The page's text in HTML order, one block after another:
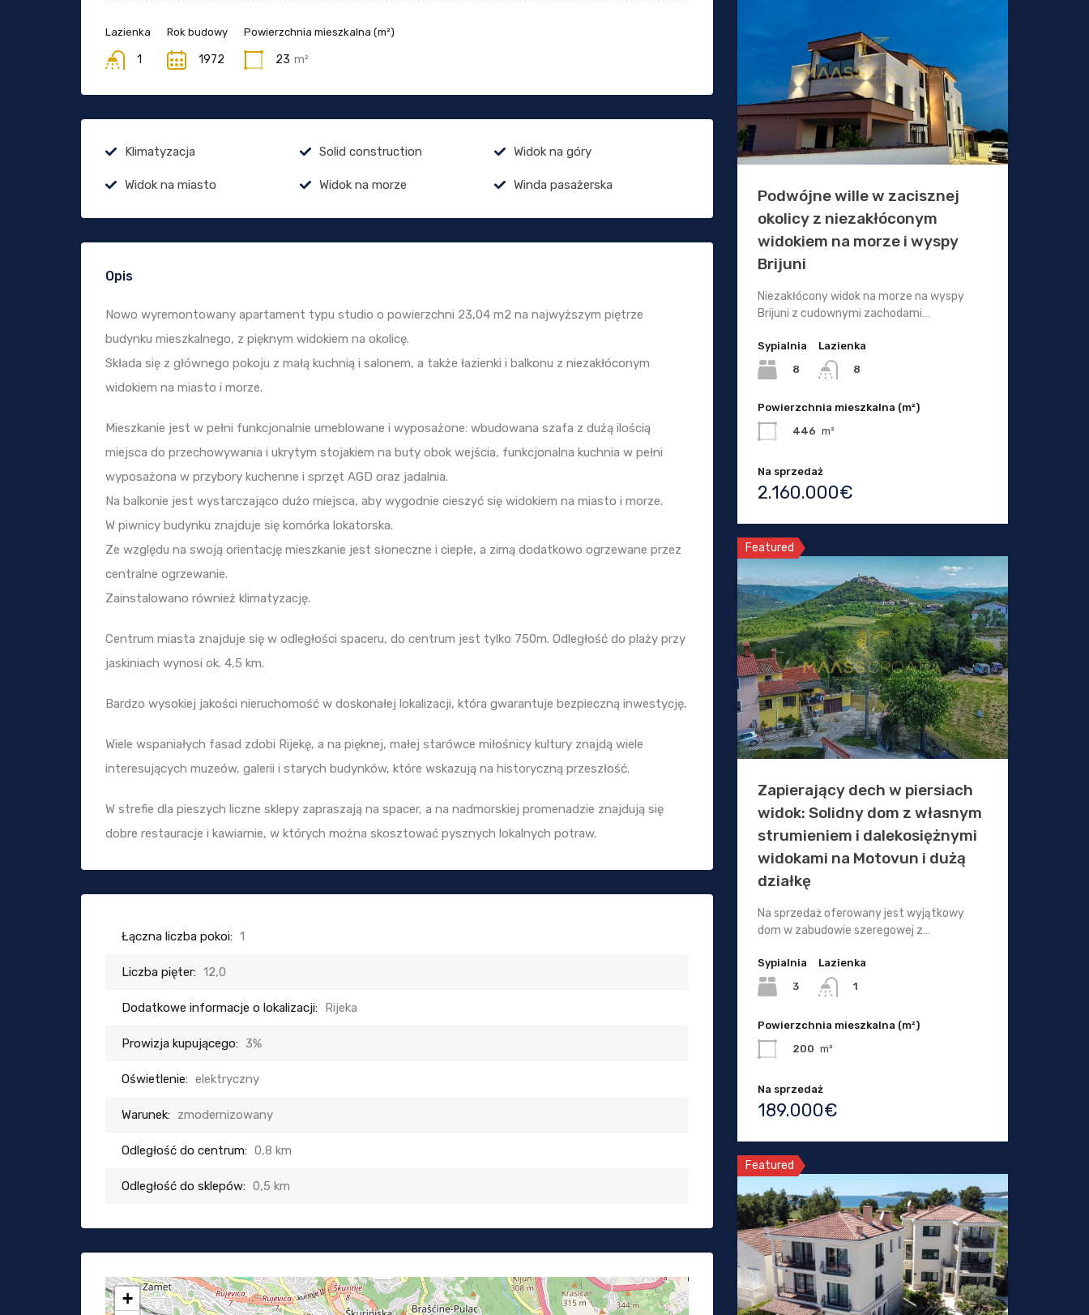
Lazienka
1
Rok budowy
1972
Powierzchnia mieszkalna (m²)
23 m²
Klimatyzacja Solid construction Widok na góry
Widok na miasto Widok na morze Winda pasażerska
Opis
Nowo wyremontowany apartament typu studio o powierzchni 23,04 m2 na najwyższym piętrze
budynku mieszkalnego, z pięknym widokiem na okolicę.
Składa się z głównego pokoju z małą kuchnią i salonem, a także łazienki i balkonu z niezakłóconym
widokiem na miasto i morze.
Mieszkanie jest w pełni funkcjonalnie umeblowane i wyposażone: wbudowana szafa z dużą ilością
miejsca do przechowywania i ukrytym stojakiem na buty obok wejścia, funkcjonalna kuchnia w pełni
wyposażona w przybory kuchenne i sprzęt AGD oraz jadalnia.
Na balkonie jest wystarczająco dużo miejsca, aby wygodnie cieszyć się widokiem na miasto i morze.
W piwnicy budynku znajduje się komórka lokatorska.
Ze względu na swoją orientację mieszkanie jest słoneczne i ciepłe, a zimą dodatkowo ogrzewane przez
centralne ogrzewanie.
Zainstalowano również klimatyzację.
Centrum miasta znajduje się w odległości spaceru, do centrum jest tylko 750m. Odległość do plaży przy
jaskiniach wynosi ok. 4,5 km.
Bardzo wysokiej jakości nieruchomość w doskonałej lokalizacji, która gwarantuje bezpieczną inwestycję.
Wiele wspaniałych fasad zdobi Rijekę, a na pięknej, małej starówce miłośnicy kultury znajdą wiele
interesujących muzeów, galerii i starych budynków, które wskazują na historyczną przeszłość.
W strefie dla pieszych liczne sklepy zapraszają na spacer, a na nadmorskiej promenadzie znajdują się
dobre restauracje i kawiarnie, w których można skosztować pysznych lokalnych potraw.
Łączna liczba pokoi: 1
Liczba pięter: 12,0
Dodatkowe informacje o lokalizacji: Rijeka
Prowizja kupującego: 3%
Oświetlenie: elektryczny
Warunek: zmodernizowany
Odległość do centrum: 0,8 km
Odległość do sklepów: 0,5 km
+
Podwójne wille w zacisznej
okolicy z niezakłóconym
widokiem na morze i wyspy
Brijuni
Niezakłócony widok na morze na wyspy
Brijuni z cudownymi zachodami…
Sypialnia
8
Lazienka
8
Powierzchnia mieszkalna (m²)
446 m²
Na sprzedaż
2.160.000€
Featured
Zapierający dech w piersiach
widok: Solidny dom z własnym
strumieniem i dalekosiężnymi
widokami na Motovun i dużą
działkę
Na sprzedaż oferowany jest wyjątkowy
dom w zabudowie szeregowej z…
Sypialnia
3
Lazienka
1
Powierzchnia mieszkalna (m²)
200 m²
Na sprzedaż
189.000€
Featured